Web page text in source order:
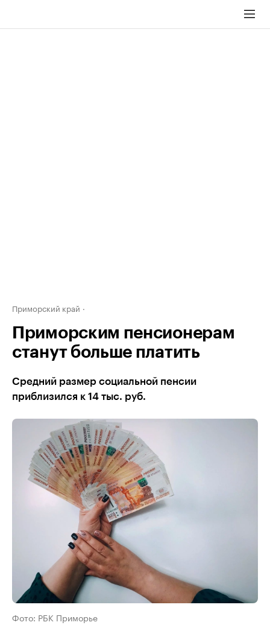
Приморский край
Приморским пенсионерам
станут больше платить
Средний размер социальной пенсии
приблизился к 14 тыс. руб.
Фото: РБК Приморье